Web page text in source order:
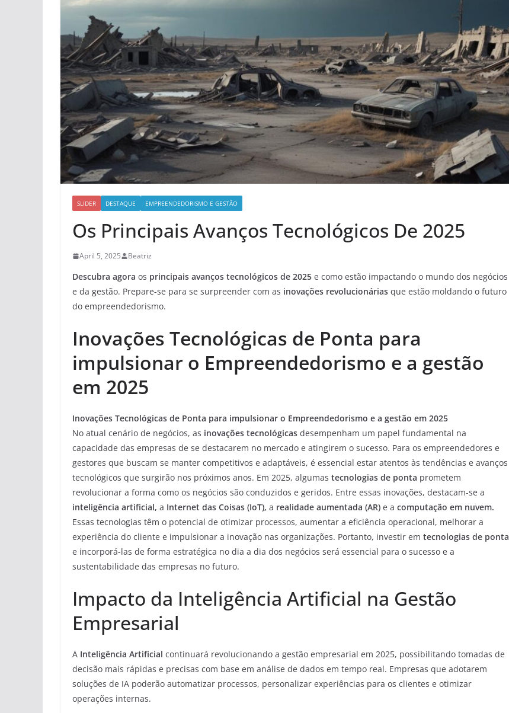
SLIDER DESTAQUE EMPREENDEDORISMO E GESTÃO
Os Principais Avanços Tecnológicos De 2025
April 5, 2025 Beatriz
Descubra agora os principais avanços tecnológicos de 2025 e como estão impactando o mundo dos negócios
e da gestão. Prepare-se para se surpreender com as inovações revolucionárias que estão moldando o futuro
do empreendedorismo.
Inovações Tecnológicas de Ponta para
impulsionar o Empreendedorismo e a gestão
em 2025
Inovações Tecnológicas de Ponta para impulsionar o Empreendedorismo e a gestão em 2025
No atual cenário de negócios, as inovações tecnológicas desempenham um papel fundamental na
capacidade das empresas de se destacarem no mercado e atingirem o sucesso. Para os empreendedores e
gestores que buscam se manter competitivos e adaptáveis, é essencial estar atentos às tendências e avanços
tecnológicos que surgirão nos próximos anos. Em 2025, algumas tecnologias de ponta prometem
revolucionar a forma como os negócios são conduzidos e geridos. Entre essas inovações, destacam-se a
inteligência artificial, a Internet das Coisas (IoT), a realidade aumentada (AR) e a computação em nuvem.
Essas tecnologias têm o potencial de otimizar processos, aumentar a eficiência operacional, melhorar a
experiência do cliente e impulsionar a inovação nas organizações. Portanto, investir em tecnologias de ponta
e incorporá-las de forma estratégica no dia a dia dos negócios será essencial para o sucesso e a
sustentabilidade das empresas no futuro.
Impacto da Inteligência Artificial na Gestão
Empresarial
A Inteligência Artificial continuará revolucionando a gestão empresarial em 2025, possibilitando tomadas de
decisão mais rápidas e precisas com base em análise de dados em tempo real. Empresas que adotarem
soluções de IA poderão automatizar processos, personalizar experiências para os clientes e otimizar
operações internas.